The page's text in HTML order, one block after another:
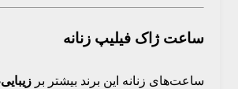
ساعت ژاک فیلیپ زنانه
ساعت‌های زنانه این برند بیشتر بر